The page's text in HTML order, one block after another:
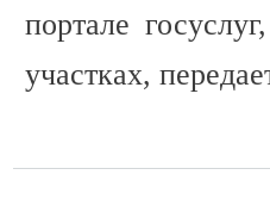
портале
участках,